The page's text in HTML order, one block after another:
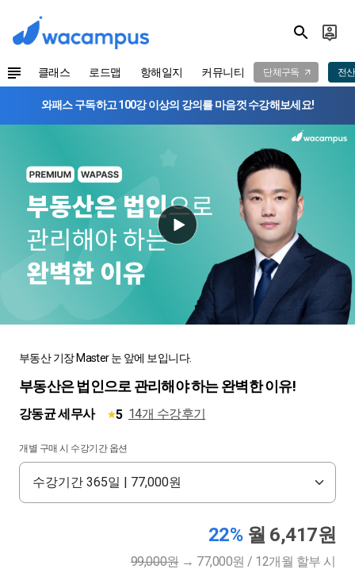
클래스 로드맵 항해일지 커뮤니티 단체구독 전
와패스 구독하고 100강 이상의 강의를 마음껏 수강해보세요!
부동산 기장 Master 눈 앞에 보입니다.
부동산은 법인으로 관리해야 하는 완벽한 이유!
강동균 세무사 5 14개 수강후기
개별 구매 시 수강기간 옵션
22% 월 6,417원
99,000원→ 77,000원 / 12개월 할부 시